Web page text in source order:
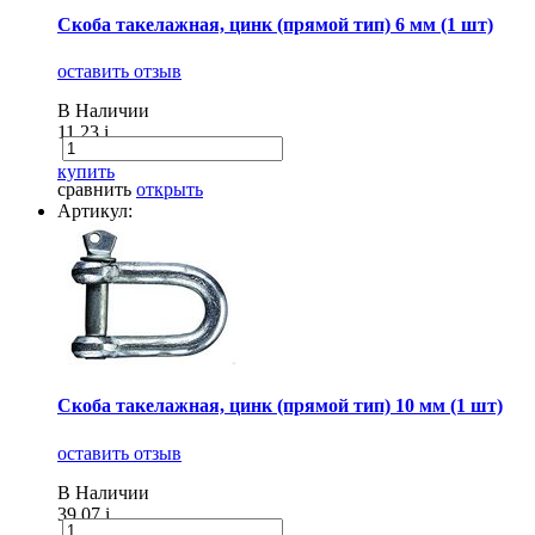
Скоба такелажная, цинк (прямой тип) 6 мм (1 шт)
оставить отзыв
В Наличии
11.23i
купить
сравнить открыть
Артикул:
Скоба такелажная, цинк (прямой тип) 10 мм (1 шт)
оставить отзыв
В Наличии
39.07i